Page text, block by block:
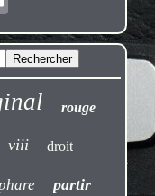
rouge
viii droit
phare partir